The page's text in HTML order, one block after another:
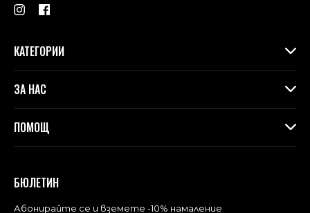
КАТЕГОРИИ
Макси колекция
ЗА НАС
Контакти
Blog
ПОМОЩ
Често задавани въпроси
Политика за поверителност
БЮЛЕТИН
Абонирайте се и вземете -10% намаление